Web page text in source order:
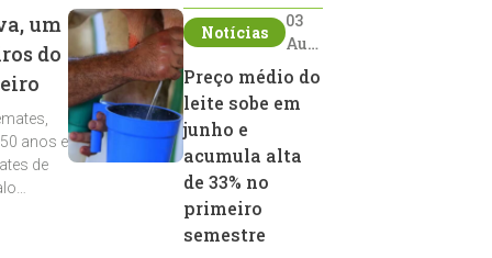
um
do
anos e
de
Sumário de Touros,
debates, podcast,
reprodutores e
homenagens
integram a
programação da
entidade durante a
ExpoGenética 2026
Notícias
03
Aug
2026
Preço médio do
leite sobe em
junho e
acumula alta
de 33% no
primeiro
semestre